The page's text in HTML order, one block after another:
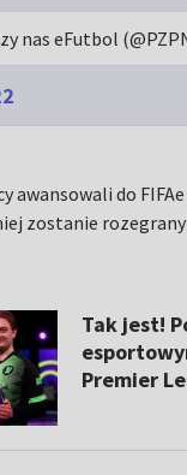
nas eFutbol
awansowali do
zostanie
Tak jest!
Premier